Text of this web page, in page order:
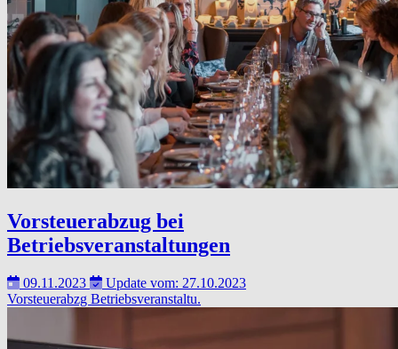
Vorsteuerabzug bei
Betriebsveranstaltungen
09.11.2023
Update vom: 27.10.2023
Vorsteuerabzg Betriebsveranstaltu.